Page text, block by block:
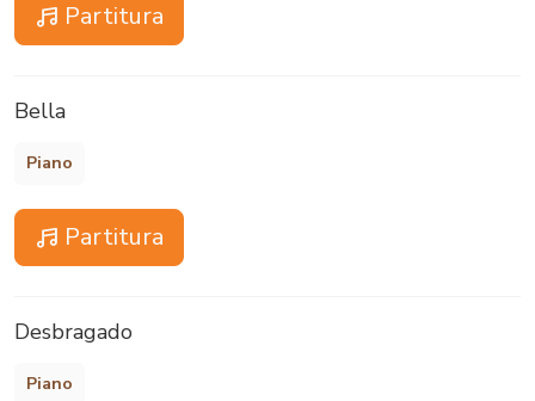
Partitura
Bella
Piano
Partitura
Desbragado
Piano